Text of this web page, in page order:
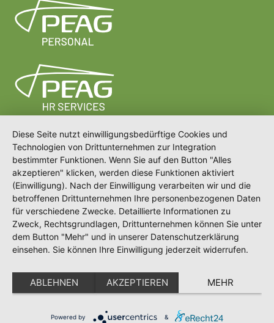
Meldeportal
Karriere bei PEAG
Newsletter
Impressum
Datenschutz
Erklärung zur Barrierefreiheit
Diese Seite nutzt einwilligungsbedürftige Cookies und
Technologien von Drittunternehmen zur Integration
bestimmter Funktionen. Wenn Sie auf den Button "Alles
akzeptieren" klicken, werden diese Funktionen aktiviert
(Einwilligung). Nach der Einwilligung verarbeiten wir und die
betroffenen Drittunternehmen Ihre personenbezogenen Daten
für verschiedene Zwecke. Detaillierte Informationen zu
Zweck, Rechtsgrundlagen, Drittunternehmen können Sie unter
dem Button "Mehr" und in unserer Datenschutzerklärung
einsehen. Sie können Ihre Einwilligung jederzeit widerrufen.
ABLEHNEN AKZEPTIEREN MEHR
Powered by &